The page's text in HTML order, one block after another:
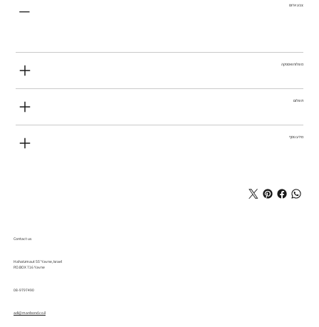
צבע אדום
משלוח ואספקה
תשלום
מידע נוסף
Contact us
Hahatzmaut 55' Yavne, Israel
P.O.BOX 716 Yavne
08-9797490
adi@manbond.co.il